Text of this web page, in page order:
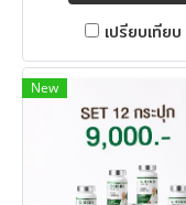
เปรียบเทียบ
New